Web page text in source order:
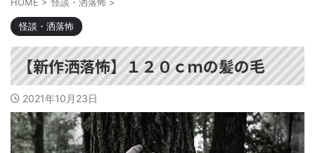
怪談・洒落怖
【新作洒落怖】１２０ｃｍの髪の毛
2021年10月23日